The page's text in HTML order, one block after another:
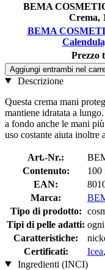
BEMA
Crema,
BEMA
Prezzo
Aggiungi entrambi nel
Descrizione
Questa crema mani
mantiene idratata a
a fondo anche le mani
uso costante aiuta inoltre
Art.-Nr.:
Contenuto:
100
EAN:
Marca:
Tipo di prodotto:
Tipi di pelle adatti:
Caratteristiche:
Certificati:
Icea,
Ingredienti (INCI)